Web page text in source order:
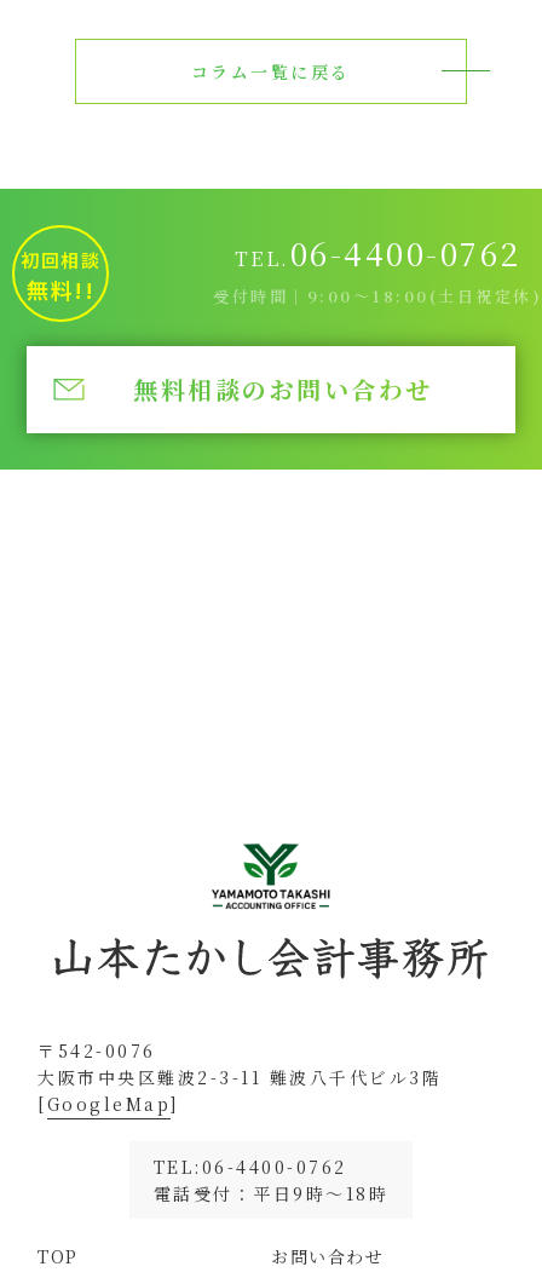
コラム一覧に戻る
初回相談
無料!!
TEL. 06-4400-0762
受付時間｜9:00～18:00(土日祝定休)
無料相談のお問い合わせ
〒542-0076
大阪市中央区難波2-3-11 難波八千代ビル3階
[GoogleMap]
TEL:06-4400-0762
電話受付：平日9時～18時
TOP お問い合わせ